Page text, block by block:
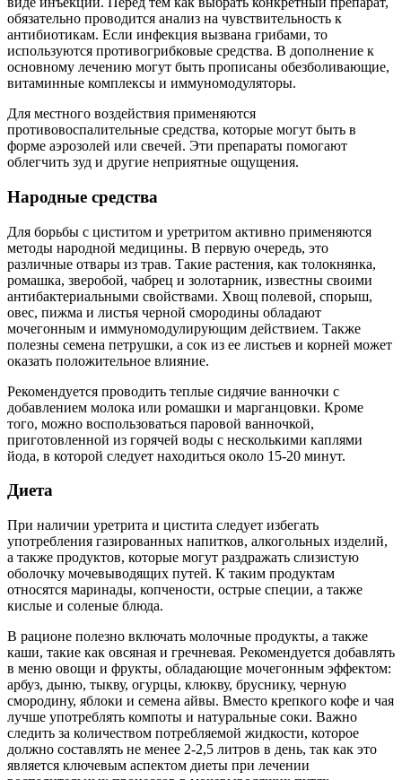
обязательно проводится анализ на чувствительность к
антибиотикам. Если инфекция вызвана грибами, то
используются противогрибковые средства. В дополнение к
основному лечению могут быть прописаны обезболивающие,
витаминные комплексы и иммуномодуляторы.
Для местного воздействия применяются
противовоспалительные средства, которые могут быть в
форме аэрозолей или свечей. Эти препараты помогают
облегчить зуд и другие неприятные ощущения.
Народные средства
Для борьбы с циститом и уретритом активно применяются
методы народной медицины. В первую очередь, это
различные отвары из трав. Такие растения, как толокнянка,
ромашка, зверобой, чабрец и золотарник, известны своими
антибактериальными свойствами. Хвощ полевой, спорыш,
овес, пижма и листья черной смородины обладают
мочегонным и иммуномодулирующим действием. Также
полезны семена петрушки, а сок из ее листьев и корней может
оказать положительное влияние.
Рекомендуется проводить теплые сидячие ванночки с
добавлением молока или ромашки и марганцовки. Кроме
того, можно воспользоваться паровой ванночкой,
приготовленной из горячей воды с несколькими каплями
йода, в которой следует находиться около 15-20 минут.
Диета
При наличии уретрита и цистита следует избегать
употребления газированных напитков, алкогольных изделий,
а также продуктов, которые могут раздражать слизистую
оболочку мочевыводящих путей. К таким продуктам
относятся маринады, копчености, острые специи, а также
кислые и соленые блюда.
В рационе полезно включать молочные продукты, а также
каши, такие как овсяная и гречневая. Рекомендуется добавлять
в меню овощи и фрукты, обладающие мочегонным эффектом:
арбуз, дыню, тыкву, огурцы, клюкву, бруснику, черную
смородину, яблоки и семена айвы. Вместо крепкого кофе и чая
лучше употреблять компоты и натуральные соки. Важно
следить за количеством потребляемой жидкости, которое
должно составлять не менее 2-2,5 литров в день, так как это
является ключевым аспектом диеты при лечении